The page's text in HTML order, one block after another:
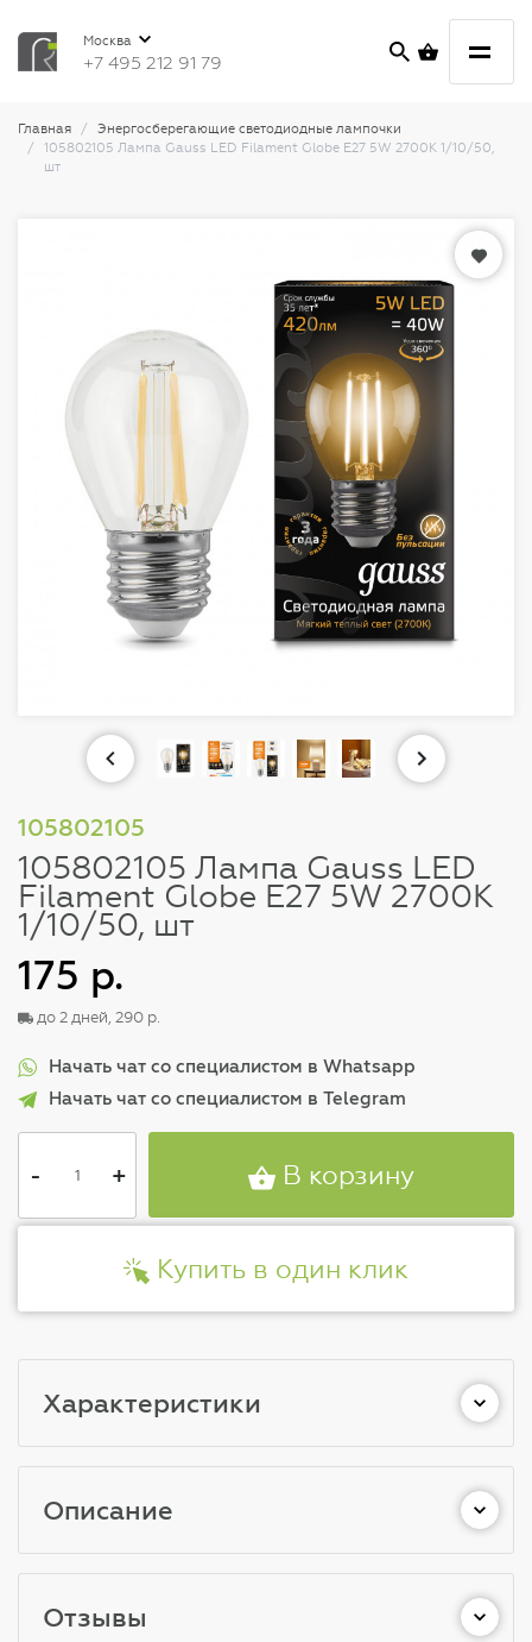
Москва
+7 495 212 91 79
Главная
Энергосберегающие светодиодные лампочки
105802105 Лампа Gauss LED Filament Globe E27 5W 2700K 1/10/50,
шт
105802105
105802105 Лампа Gauss LED
Filament Globe E27 5W 2700K
1/10/50, шт
175 р.
до 2 дней, 290 р.
Начать чат со специалистом в Whatsapp
Начать чат со специалистом в Telegram
- + В корзину
Купить в один клик
Характеристики
Описание
Отзывы